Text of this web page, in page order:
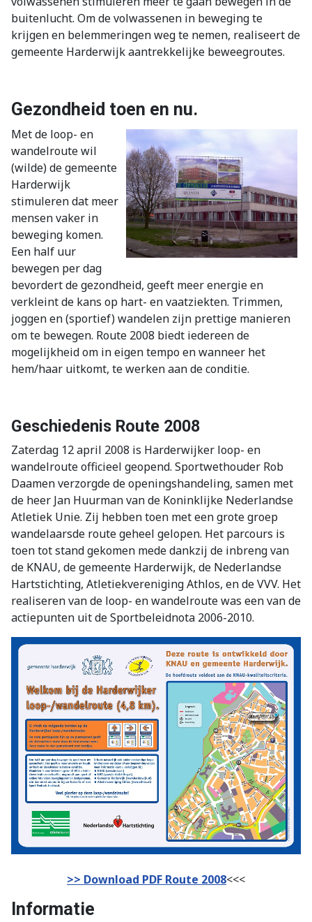
buitenlucht. Om de volwassenen in beweging te
krijgen en belemmeringen weg te nemen, realiseert de
gemeente Harderwijk aantrekkelijke beweegroutes.
Gezondheid toen en nu.
Met de loop- en
wandelroute wil
(wilde) de gemeente
Harderwijk
stimuleren dat meer
mensen vaker in
beweging komen.
Een half uur
bewegen per dag
bevordert de gezondheid, geeft meer energie en
verkleint de kans op hart- en vaatziekten. Trimmen,
joggen en (sportief) wandelen zijn prettige manieren
om te bewegen. Route 2008 biedt iedereen de
mogelijkheid om in eigen tempo en wanneer het
hem/haar uitkomt, te werken aan de conditie.
Geschiedenis Route 2008
Zaterdag 12 april 2008 is Harderwijker loop- en
wandelroute officieel geopend. Sportwethouder Rob
Daamen verzorgde de openingshandeling, samen met
de heer Jan Huurman van de Koninklijke Nederlandse
Atletiek Unie. Zij hebben toen met een grote groep
wandelaarsde route geheel gelopen. Het parcours is
toen tot stand gekomen mede dankzij de inbreng van
de KNAU, de gemeente Harderwijk, de Nederlandse
Hartstichting, Atletiekvereniging Athlos, en de VVV. Het
realiseren van de loop- en wandelroute was een van de
actiepunten uit de Sportbeleidnota 2006-2010.
>> Download PDF Route 2008<<<
Informatie